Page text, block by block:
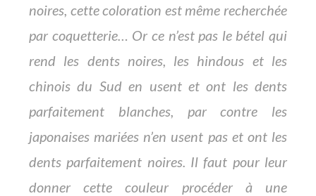
noires, cette coloration est même recherchée
par coquetterie… Or ce n’est pas le bétel qui
rend les dents noires, les hindous et les
chinois du Sud en usent et ont les dents
parfaitement blanches, par contre les
japonaises mariées n’en usent pas et ont les
dents parfaitement noires. Il faut pour leur
donner cette couleur procéder à une